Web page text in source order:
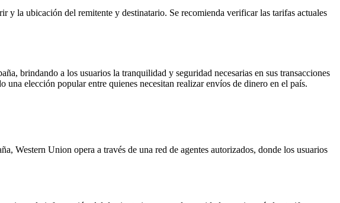
y la ubicación del remitente y destinatario. Se recomienda verificar las tarifas actuales
brindando a los usuarios la tranquilidad y seguridad necesarias en sus transacciones
elección popular entre quienes necesitan realizar envíos de dinero en el país.
Western Union opera a través de una red de agentes autorizados, donde los usuarios